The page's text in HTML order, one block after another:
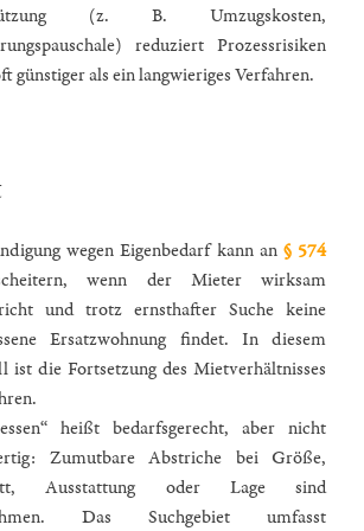
(z. B. Umzugskosten,
reduziert Prozessrisiken
günstiger als ein langwieriges Verfahren.
wegen Eigenbedarf kann an § 574
wenn der Mieter wirksam
und trotz ernsthafter Suche keine
Ersatzwohnung findet. In diesem
ist die Fortsetzung des Mietverhältnisses
heißt bedarfsgerecht, aber nicht
Zumutbare Abstriche bei Größe,
Ausstattung oder Lage sind
Das Suchgebiet umfasst